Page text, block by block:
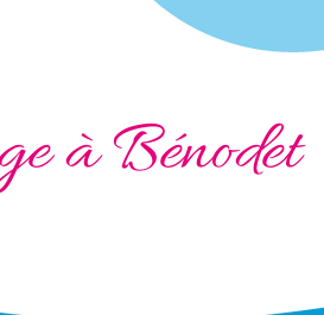
à Bénodet